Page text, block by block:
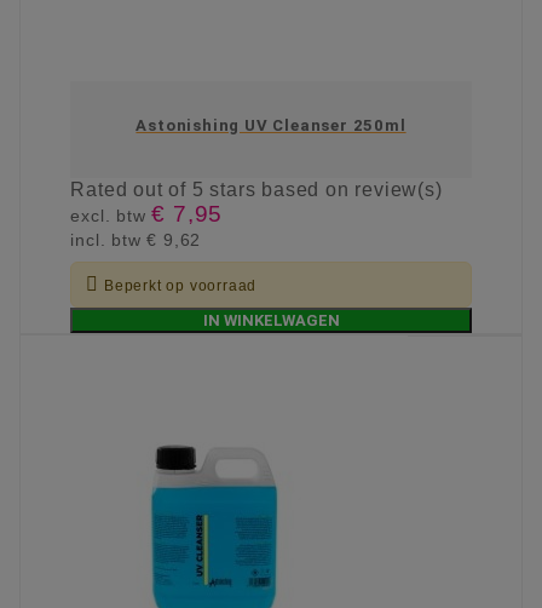
Astonishing UV Cleanser 250ml
Ratedout of 5 stars based on review(s)
excl. btw€ 7,95
incl. btw€ 9,62
 Beperkt op voorraad
IN WINKELWAGEN